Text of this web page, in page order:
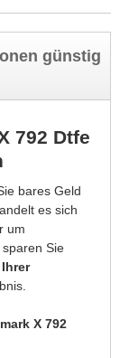
günstig
792 Dtfe
bares Geld
es sich
um
Sie
Ihrer
X 792